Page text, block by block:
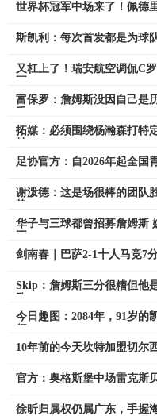
世界杯冠军中场来了！佩德
斯凯利：每次首发都是为球
又杠上了！瑞安航空调侃C
富保罗：詹姆斯没因自己是
拓媒：必须围绕杨瀚森打特
足协官方：自2026年起全国
谢泼德：这是场很棒的团队
华子与三球都曾招募詹姆斯
剑南春｜巴萨2-1十人马竞7
Skip：詹姆斯三分很糟但他
今日趣图：2084年，91岁的
10年前的今天坎特加盟切尔
官方：奥格斯堡中场雷克斯
徐昕归属权仍属广东，手握